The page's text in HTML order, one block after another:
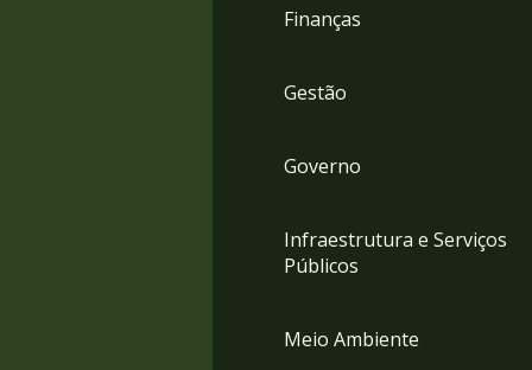
Finanças
Gestão
Governo
Infraestrutura e Serviços
Públicos
Meio Ambiente